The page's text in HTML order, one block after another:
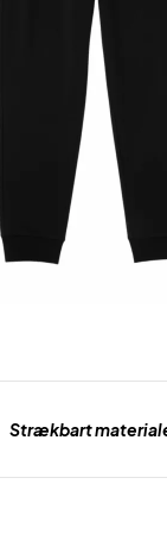
Strækbart